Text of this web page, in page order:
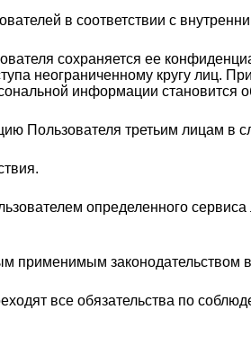
в соответствии с
сохраняется ее
неограниченному кругу лиц.
информации становится
Пользователя третьим лицам в
определенного
применимым законодательством
все обязательства по